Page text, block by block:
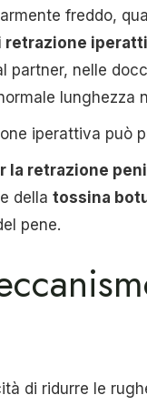
freddo,
retrazione
partner, nelle
lunghezza
iperattiva può
la retrazione
della tossina
pene.
di ridurre le